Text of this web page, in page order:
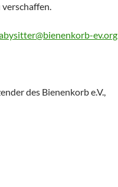
ev.org
des Bienenkorb e.V.,